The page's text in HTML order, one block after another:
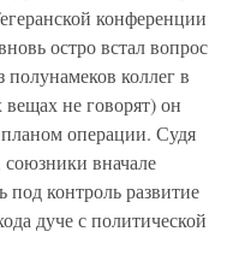
конференции
остро встал вопрос
коллег в
не говорят) он
операции. Судя
вначале
под контроль развитие
дуче с политической